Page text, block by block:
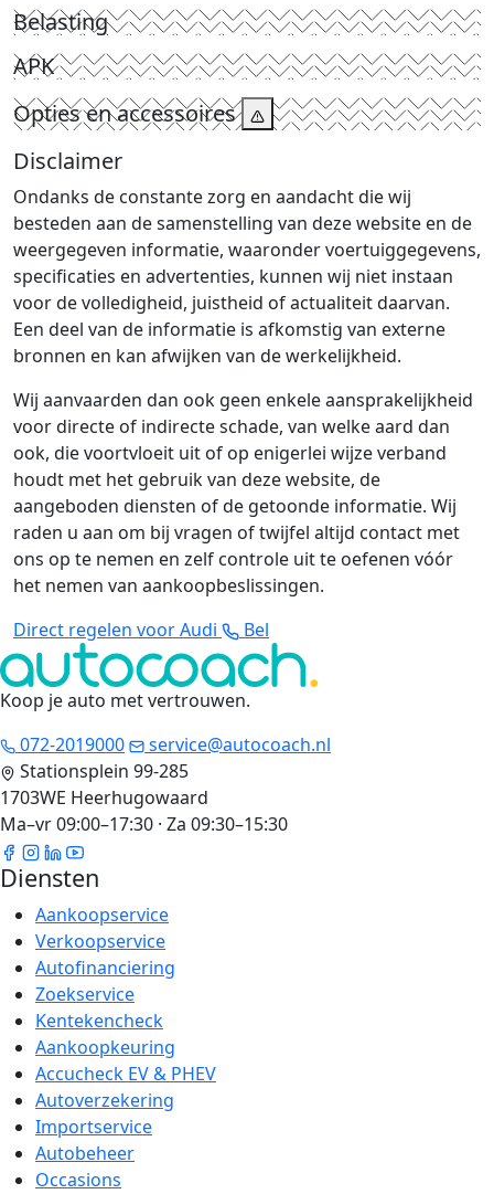
Belasting
APK
Opties en accessoires
Disclaimer
Ondanks de constante zorg en aandacht die wij
besteden aan de samenstelling van deze website en de
weergegeven informatie, waaronder voertuiggegevens,
specificaties en advertenties, kunnen wij niet instaan
voor de volledigheid, juistheid of actualiteit daarvan.
Een deel van de informatie is afkomstig van externe
bronnen en kan afwijken van de werkelijkheid.
Wij aanvaarden dan ook geen enkele aansprakelijkheid
voor directe of indirecte schade, van welke aard dan
ook, die voortvloeit uit of op enigerlei wijze verband
houdt met het gebruik van deze website, de
aangeboden diensten of de getoonde informatie. Wij
raden u aan om bij vragen of twijfel altijd contact met
ons op te nemen en zelf controle uit te oefenen vóór
het nemen van aankoopbeslissingen.
Direct regelen voor Audi
Bel
Koop je auto met vertrouwen.
072-2019000
service@autocoach.nl
Stationsplein 99-285
1703WE Heerhugowaard
Ma–vr 09:00–17:30 · Za 09:30–15:30
Diensten
Aankoopservice
Verkoopservice
Autofinanciering
Zoekservice
Kentekencheck
Aankoopkeuring
Accucheck EV & PHEV
Autoverzekering
Importservice
Autobeheer
Occasions